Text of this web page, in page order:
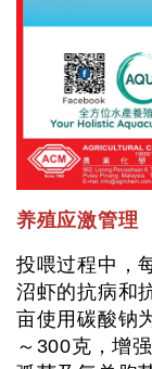
养殖应激管理
投喂过程中，
沼虾的抗病和
亩使用碳酸钠
～300克，增